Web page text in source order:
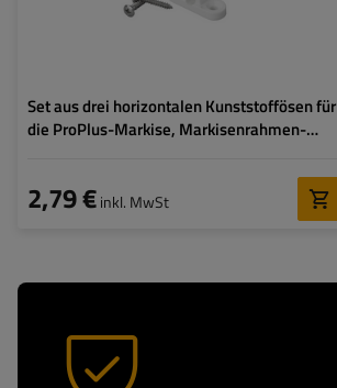
Set aus drei horizontalen Kunststoffösen für
die ProPlus-Markise, Markisenrahmen-
2,79 €inkl. MwSt